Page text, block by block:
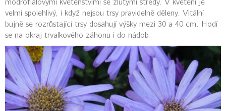
modrofialovými květenstvími se žlutými středy. V kvetení je
velmi spolehlivý, i když nejsou trsy pravidelně děleny. Vitální,
bujně se rozrůstající trsy dosahují výšky mezi 30 a 40 cm. Hodí
se na okraj trvalkového záhonu i do nádob.